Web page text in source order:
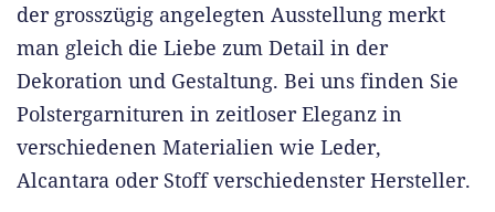
der grosszügig angelegten Ausstellung merkt
man gleich die Liebe zum Detail in der
Dekoration und Gestaltung. Bei uns finden Sie
Polstergarnituren in zeitloser Eleganz in
verschiedenen Materialien wie Leder,
Alcantara oder Stoff verschiedenster Hersteller.